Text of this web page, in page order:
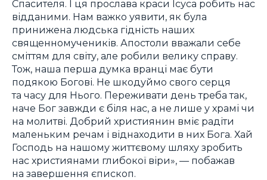
Спасителя. І ця прослава краси Ісуса робить нас
відданими. Нам важко уявити, як була
принижена людська гідність наших
священномучеників. Апостоли вважали себе
сміттям для світу, але робили велику справу.
Тож, наша перша думка вранці має бути
подякою Богові. Не шкодуймо свого серця
та часу для Нього. Переживати день треба так,
наче Бог завжди є біля нас, а не лише у храмі чи
на молитві. Добрий християнин вміє радіти
маленьким речам і віднаходити в них Бога. Хай
Господь на нашому життєвому шляху зробить
нас християнами глибокої віри», — побажав
на завершення єпископ.